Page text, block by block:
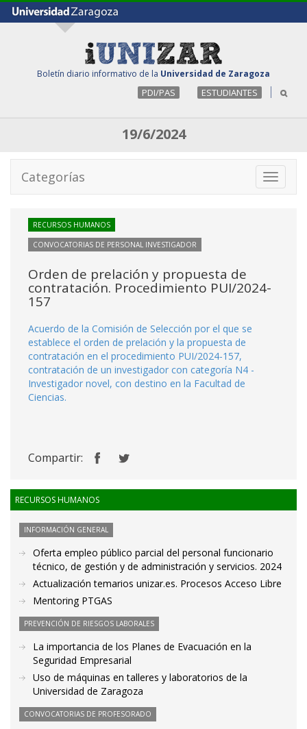
Boletín diario informativo de la Universidad de Zaragoza
PDI/PAS ESTUDIANTES
19/6/2024
Toggle
Categorías
RECURSOS HUMANOS
CONVOCATORIAS DE PERSONAL INVESTIGADOR
Orden de prelación y propuesta de
contratación. Procedimiento PUI/2024-
157
Acuerdo de la Comisión de Selección por el que se
establece el orden de prelación y la propuesta de
contratación en el procedimiento PUI/2024-157,
contratación de un investigador con categoría N4 -
Investigador novel, con destino en la Facultad de
Ciencias.
Compartir:
RECURSOS HUMANOS
INFORMACIÓN GENERAL
Oferta empleo público parcial del personal funcionario
técnico, de gestión y de administración y servicios. 2024
Actualización temarios unizar.es. Procesos Acceso Libre
Mentoring PTGAS
PREVENCIÓN DE RIESGOS LABORALES
La importancia de los Planes de Evacuación en la
Seguridad Empresarial
Uso de máquinas en talleres y laboratorios de la
Universidad de Zaragoza
CONVOCATORIAS DE PROFESORADO